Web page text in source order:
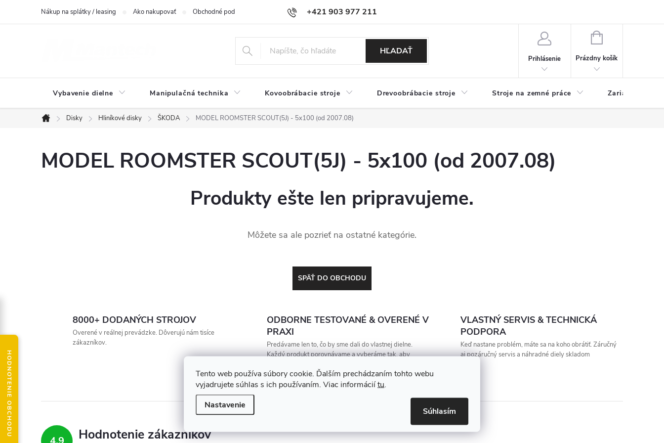
Tento web používa súbory cookie. Ďalším prechádzaním tohto webu
vyjadrujete súhlas s ich používaním. Viac informáciítu.
Nastavenie
Súhlasím
+421 903 977 211
Nákup na splátky / leasing Ako nakupovať Obchodné podmienky Podmienky ochrany osobných údajov
HĽADAŤ
Prihlásenie
NÁKUPNÝ
Prázdny košík
Vybavenie dielne Manipulačná technika Kovoobrábacie stroje Drevoobrábacie stroje Stroje na zemné práce Zariadenia na
Domov
Disky Hliníkové disky ŠKODA MODEL ROOMSTER SCOUT(5J) - 5x100 (od 2007.08)
MODEL ROOMSTER SCOUT(5J) - 5x100 (od 2007.08)
Produkty ešte len pripravujeme.
Môžete sa ale pozrieť na ostatné kategórie.
SPÄŤ DO OBCHODU
8000+ DODANÝCH STROJOV
Overené v reálnej prevádzke. Dôverujú nám tisíce
zákazníkov.
ODBORNE TESTOVANÉ & OVERENÉ V
PRAXI
Predávame len to, čo by sme dali do vlastnej dielne.
Každý produkt porovnávame a vyberáme tak, aby
VLASTNÝ SERVIS & TECHNICKÁ
PODPORA
Keď nastane problém, máte sa na koho obrátiť. Záručný
aj pozáručný servis a náhradné diely skladom
Hodnotenie zákazníkov
HODNOTENIE OBCHODU